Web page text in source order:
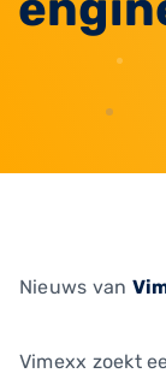
Nieuws van
Vimexx zoekt